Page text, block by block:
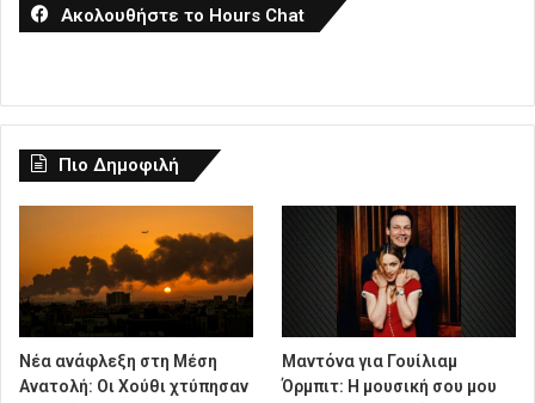
Ακολουθήστε το Hours Chat
Πιο Δημοφιλή
Νέα ανάφλεξη στη Μέση
Ανατολή: Οι Χούθι χτύπησαν
Μαντόνα για Γουίλιαμ
Όρμπιτ: Η μουσική σου μου